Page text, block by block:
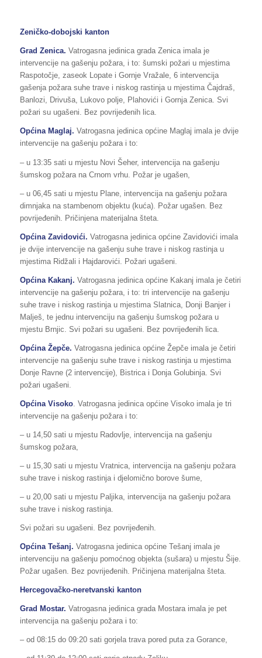
Zeničko-dobojski kanton
Grad Zenica. Vatrogasna jedinica grada Zenica imala je
intervencije na gašenju požara, i to: šumski požari u mjestima
Raspotočje, zaseok Lopate i Gornje Vražale, 6 intervencija
gašenja požara suhe trave i niskog rastinja u mjestima Čajdraš,
Banlozi, Drivuša, Lukovo polje, Plahovići i Gornja Zenica. Svi
požari su ugašeni. Bez povrijeđenih lica.
Općina Maglaj. Vatrogasna jedinica općine Maglaj imala je dvije
intervencije na gašenju požara i to:
– u 13:35 sati u mjestu Novi Šeher, intervencija na gašenju
šumskog požara na Crnom vrhu. Požar je ugašen,
– u 06,45 sati u mjestu Plane, intervencija na gašenju požara
dimnjaka na stambenom objektu (kuća). Požar ugašen. Bez
povrijeđenih. Pričinjena materijalna šteta.
Općina Zavidovići. Vatrogasna jedinica općine Zavidovići imala
je dvije intervencije na gašenju suhe trave i niskog rastinja u
mjestima Ridžali i Hajdarovići. Požari ugašeni.
Općina Kakanj. Vatrogasna jedinica općine Kakanj imala je četiri
intervencije na gašenju požara, i to: tri intervencije na gašenju
suhe trave i niskog rastinja u mjestima Slatnica, Donji Banjer i
Malješ, te jednu intervenciju na gašenju šumskog požara u
mjestu Brnjic. Svi požari su ugašeni. Bez povrijeđenih lica.
Općina Žepče. Vatrogasna jedinica općine Žepče imala je četiri
intervencije na gašenju suhe trave i niskog rastinja u mjestima
Donje Ravne (2 intervencije), Bistrica i Donja Golubinja. Svi
požari ugašeni.
Općina Visoko. Vatrogasna jedinica općine Visoko imala je tri
intervencije na gašenju požara i to:
– u 14,50 sati u mjestu Radovlje, intervencija na gašenju
šumskog požara,
– u 15,30 sati u mjestu Vratnica, intervencija na gašenju požara
suhe trave i niskog rastinja i djelomično borove šume,
– u 20,00 sati u mjestu Paljika, intervencija na gašenju požara
suhe trave i niskog rastinja.
Svi požari su ugašeni. Bez povrijeđenih.
Općina Tešanj. Vatrogasna jedinica općine Tešanj imala je
intervenciju na gašenju pomoćnog objekta (sušara) u mjestu Šije.
Požar ugašen. Bez povrijeđenih. Pričinjena materijalna šteta.
Hercegovačko-neretvanski kanton
Grad Mostar. Vatrogasna jedinica grada Mostara imala je pet
intervencija na gašenju požara i to:
– od 08:15 do 09:20 sati gorjela trava pored puta za Gorance,